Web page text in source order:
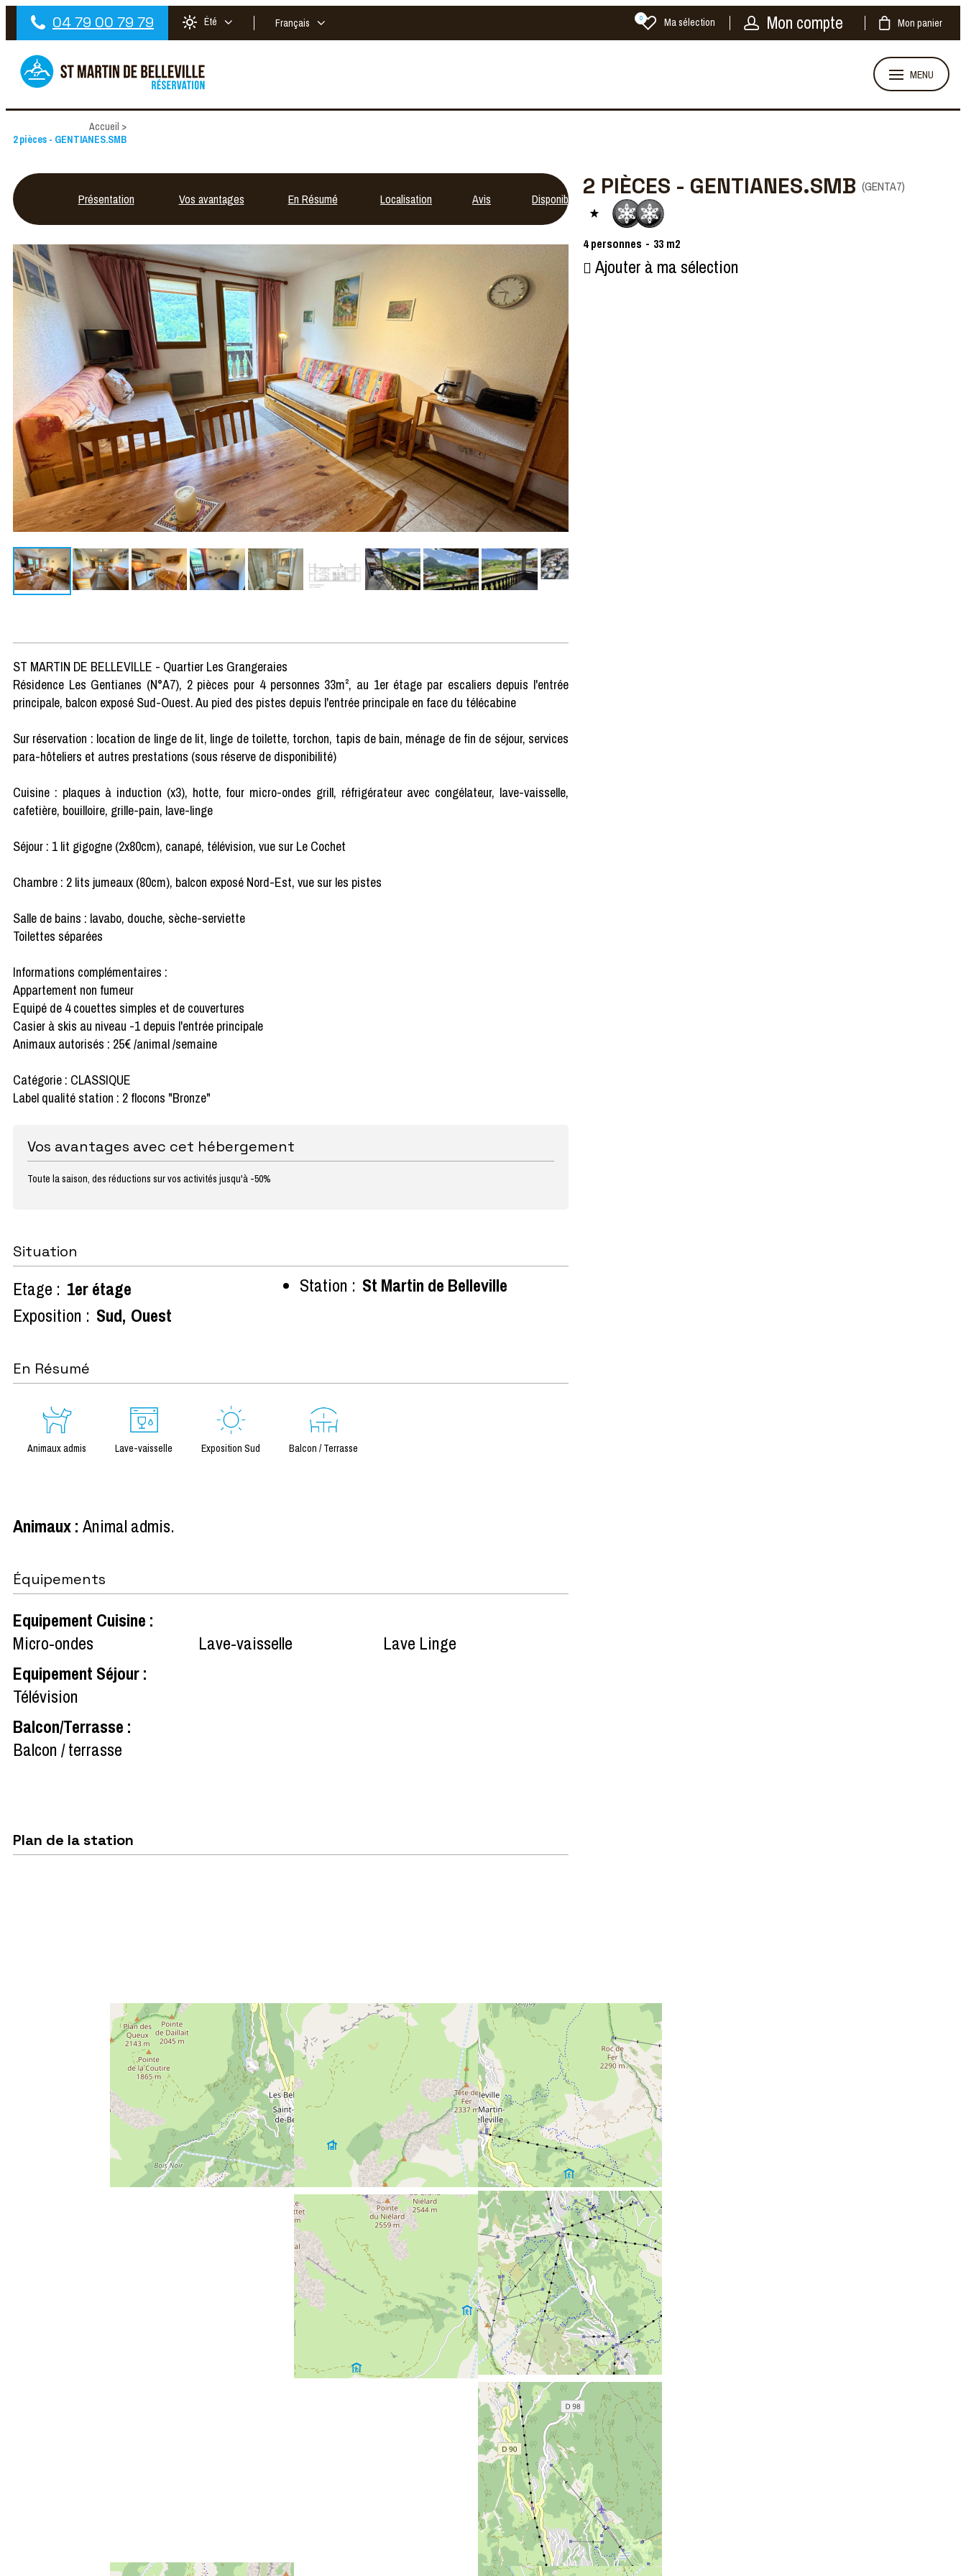
04 79 00 79 79 Été Français Ma sélection
0 Mon compte Mon panier
MENU
Accueil >
2 pièces - GENTIANES.SMB
Présentation Vos avantages En Résumé Localisation Avis Disponibilités2 PIÈCES - GENTIANES.SMB (GENTA7)
4 personnes 33 m2
Ajouter à ma sélection
ST MARTIN DE BELLEVILLE - Quartier Les Grangeraies
Résidence Les Gentianes (N°A7), 2 pièces pour 4 personnes 33m², au 1er étage par escaliers depuis l'entrée
principale, balcon exposé Sud-Ouest. Au pied des pistes depuis l'entrée principale en face du télécabine
Sur réservation : location de linge de lit, linge de toilette, torchon, tapis de bain, ménage de fin de séjour, services
para-hôteliers et autres prestations (sous réserve de disponibilité)
Cuisine : plaques à induction (x3), hotte, four micro-ondes grill, réfrigérateur avec congélateur, lave-vaisselle,
cafetière, bouilloire, grille-pain, lave-linge
Séjour : 1 lit gigogne (2x80cm), canapé, télévision, vue sur Le Cochet
Chambre : 2 lits jumeaux (80cm), balcon exposé Nord-Est, vue sur les pistes
Salle de bains : lavabo, douche, sèche-serviette
Toilettes séparées
Informations complémentaires :
Appartement non fumeur
Equipé de 4 couettes simples et de couvertures
Casier à skis au niveau -1 depuis l'entrée principale
Animaux autorisés : 25€ /animal /semaine
Catégorie : CLASSIQUE
Label qualité station : 2 flocons "Bronze"
Vos avantages avec cet hébergement
Toute la saison, des réductions sur vos activités jusqu'à -50%
Situation
Etage : 1er étage
Exposition : Sud Ouest
Station : St Martin de Belleville
En Résumé
Animaux admis Lave-vaisselle Exposition Sud Balcon / Terrasse
Animaux: Animal admis
Équipements
Equipement Cuisine :
Micro-ondes
Lave-vaisselle
Lave Linge
Equipement Séjour:
Télévision
Balcon/Terrasse :
Balcon / terrasse
Plan de la station